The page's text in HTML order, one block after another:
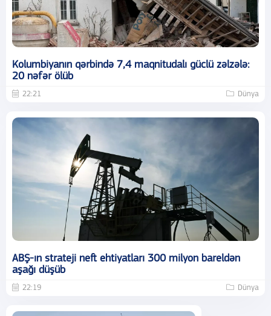
Kolumbiyanın qərbində 7,4 maqnitudalı güclü zəlzələ:
20 nəfər ölüb
22:21 Dünya
ABŞ-ın strateji neft ehtiyatları 300 milyon bareldən
aşağı düşüb
22:19 Dünya